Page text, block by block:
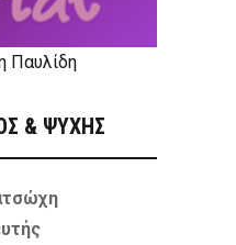
Παυλίδη
& ΨΥΧΗΣ